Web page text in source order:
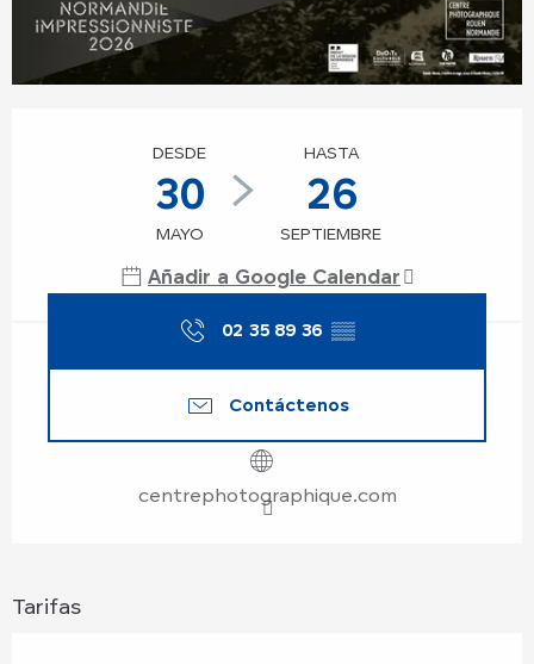
DESDE
30
MAYO
HASTA
26
SEPTIEMBRE
Añadir a Google Calendar
02 35 89 36 ▒▒
Contáctenos
centrephotographique.com
Tarifas